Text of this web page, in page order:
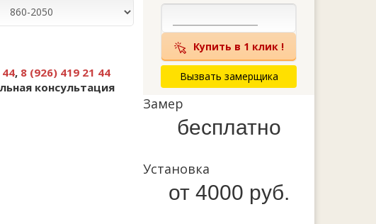
, 8 (926) 419 21 44
консультация
Купить в 1 клик !
Вызвать замерщика
Замер
бесплатно
Установка
от 4000 руб.